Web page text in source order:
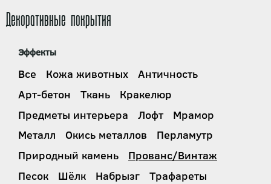
Декоративные покрытия
Эффекты
Все Кожа животных
Античность
Арт-бетон
Ткань
Кракелюр
Предметы интерьера
Лофт
Мрамор
Металл
Окись металлов
Перламутр
Природный камень
Прованс/Винтаж
Песок
Шёлк Набрызг
Трафареты